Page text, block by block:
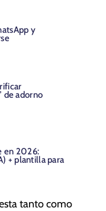
tanto como
y
de adorno
en 2026:
+ plantilla para